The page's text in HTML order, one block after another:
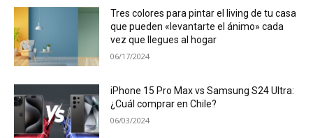
Tres colores para pintar el living de tu casa
que pueden «levantarte el ánimo» cada
vez que llegues al hogar
06/17/2024
iPhone 15 Pro Max vs Samsung S24 Ultra:
¿Cuál comprar en Chile?
06/03/2024